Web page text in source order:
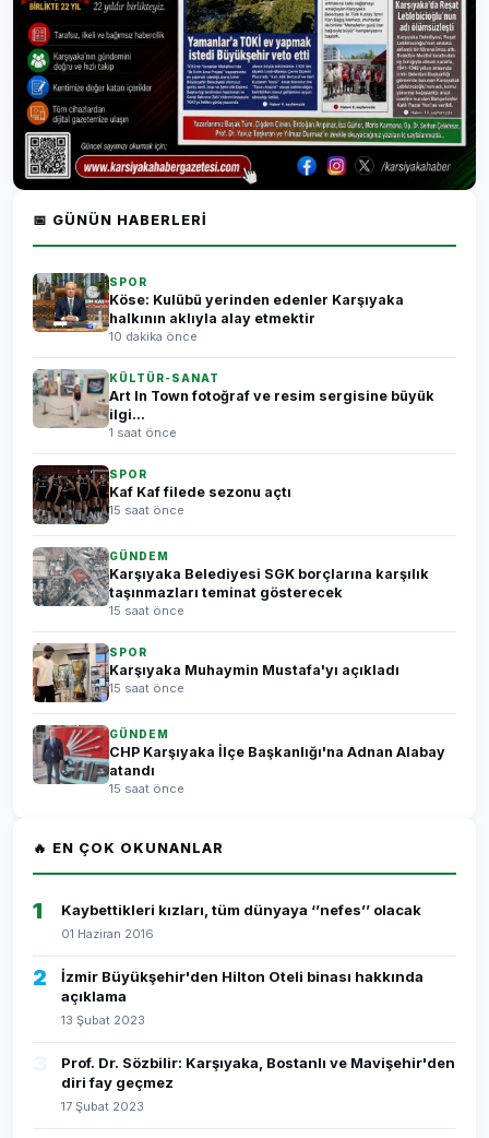
📅 GÜNÜN HABERLERI
SPOR
Köse: Kulübü yerinden edenler Karşıyaka
halkının aklıyla alay etmektir
10 dakika önce
KÜLTÜR-SANAT
Art In Town fotoğraf ve resim sergisine büyük
ilgi...
1 saat önce
SPOR
Kaf Kaf filede sezonu açtı
15 saat önce
GÜNDEM
Karşıyaka Belediyesi SGK borçlarına karşılık
taşınmazları teminat gösterecek
15 saat önce
SPOR
Karşıyaka Muhaymin Mustafa'yı açıkladı
15 saat önce
GÜNDEM
CHP Karşıyaka İlçe Başkanlığı'na Adnan Alabay
atandı
15 saat önce
🔥 EN ÇOK OKUNANLAR
1 Kaybettikleri kızları, tüm dünyaya ‘’nefes’’ olacak
01 Haziran 2016
2
İzmir Büyükşehir'den Hilton Oteli binası hakkında
açıklama
13 Şubat 2023
Prof. Dr. Sözbilir: Karşıyaka, Bostanlı ve Mavişehir'den
diri fay geçmez
17 Şubat 2023